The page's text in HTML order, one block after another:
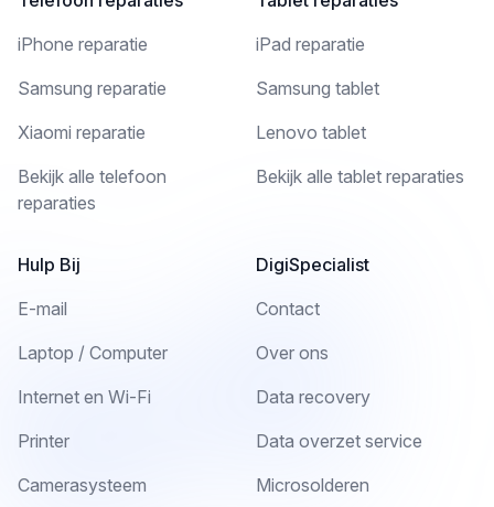
iPhone reparatie
Samsung reparatie
Xiaomi reparatie
Bekijk alle telefoon
reparaties
iPad reparatie
Samsung tablet
Lenovo tablet
Bekijk alle tablet reparaties
Hulp Bij
E-mail
Laptop / Computer
Internet en Wi-Fi
Printer
Camerasysteem
DigiSpecialist
Contact
Over ons
Data recovery
Data overzet service
Microsolderen